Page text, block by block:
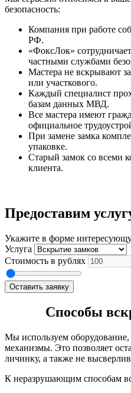
безопасность:
Компания при работе
РФ.
«ФоксЛок»
частными службами
Мастера не вскрывают
или участкового.
Каждый специалист
базам данных МВД.
Все мастера имеют
официальное
При замене замка
упаковке.
Старый замок со всеми
клиента.
Предоставим
Укажите в форме
Услуга
Стоимость в рублях
Оставить заявку
Способы
Мы используем
механизмы. Это позволяет
личинку, а также не
К неразрушающим способам